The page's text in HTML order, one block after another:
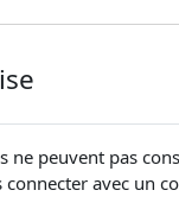
ne peuvent pas
avec un